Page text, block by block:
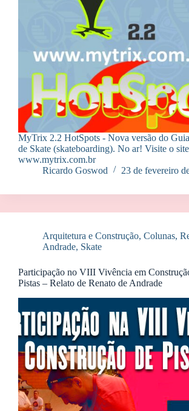
MyTrix 2.2 HotSpots - Nova versão do
de Skate (skateboarding). No ar! Visite o site
www.mytrix.com.br
Ricardo Goswod
23 de fevereiro
Arquitetura e Construção, Colunas,
Andrade, Skate
Participação no VIII Vivência em
Pistas – Relato de Renato de Andrade